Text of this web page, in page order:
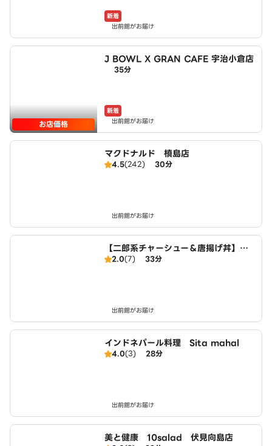
新着
出前館がお届け
お店価格
J BOWL X GRAN CAFE 宇治小倉店
35分
新着
出前館がお届け
マクドナルド 槙島店
4.5(242) 30分
出前館がお届け
【二郎系チャーシュー＆唐揚げ丼】豚
エース 宇治小倉店
2.0(7) 33分
出前館がお届け
インドネパール料理 Sita mahal
4.0(3) 28分
出前館がお届け
美と健康 10salad 伏見向島店